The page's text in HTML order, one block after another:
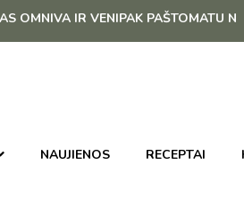
IR VENIPAK PAŠTOMATU NUO 39
NAUJIENOS RECEPTAI